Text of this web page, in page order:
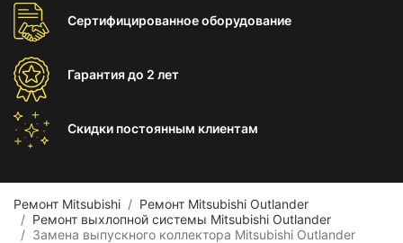
Сертифицированноеоборудование
Гарантиядо 2 лет
Скидки постоянным клиентам
Ремонт Mitsubishi
Ремонт Mitsubishi Outlander
Ремонт выхлопной системы Mitsubishi Outlander
Замена выпускного коллектора Mitsubishi Outlander